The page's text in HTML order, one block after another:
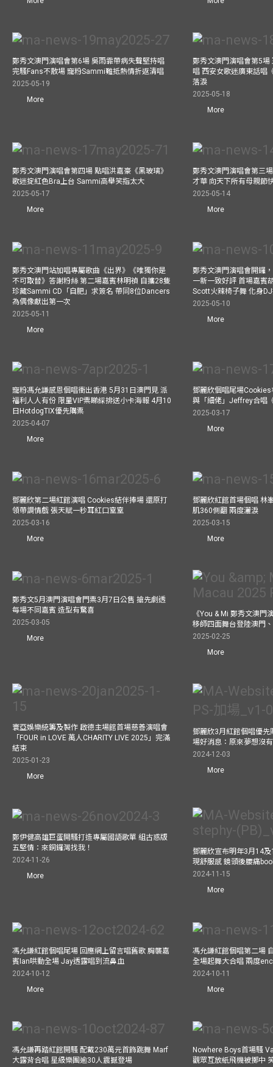
鄭秀文澳門演唱會第6場 吳雨霏帶病失聲堅持唱
完騷Fans不散場 寵粉Sammi難抵熱情折返清唱
2025-05-19
More
鄭秀文澳門演唱會第5場
唱 西安女歌迷廣東話唱
落淚
2025-05-18
More
鄭秀文澳門演唱會第四場 點唱洪嘉豪《黑玻璃》
歌迷掟紅色Bra上台 Sammi高舉笑指太大
2025-05-17
More
鄭秀文澳門演唱會第三
才華 向天下所有母親節
2025-05-14
More
鄭秀文澳門站加唱專屬歌曲《出界》《唯獨你是
不可取替》答謝粉絲 第二場嘉賓林明禎 自攜28隻
珍藏Sammi CD「自肥」求簽名 帶同8位Dancers
為偶像獻出第一次
2025-05-11
More
鄭秀文澳門演唱會開鑼
一新一致好評 首場嘉賓
Scott火辣椅子舞 化身
2025-05-10
More
寵粉馮允謙感恩個唱衝出香港 5月31日澳門見 派
福利人人有份 限量VIP票睇綵排送小卡海報 4月10
日HotdogTIX優先購票
2025-04-07
More
鄧麗欣個唱尾場
與「細佬」Jeffrey合唱
2025-03-17
More
鄧麗欣第二場紅館演唱 Cookies結伴捧場 還原打
領帶調情戲 張天賦一秒耳紅口窒窒
2025-03-16
More
鄧麗欣紅館首場個唱 林
肌360側翻 兩度灑淚
2025-03-15
More
鄭秀文5月澳門演唱會門票3月7日公售 搶先劇透
每場不同嘉賓 造型有驚喜
2025-03-05
More
《You & Mi 鄭秀文澳門
移師四面舞台登陸澳門
2025-02-25
More
寰亞娛樂統籌及製作 啟德主場館首場慈善演唱會
「FOUR in LOVE 萬人CHARITY LIVE 2025」完滿
結束
2025-01-23
More
鄧麗欣3月紅館個唱優先
場好消息：原來夢想沒
2024-12-03
More
鄭伊健高雄巨蛋開騷打造專屬國語歌單 組古惑版
五堅情：來銅鑼灣找我！
2024-11-26
More
鄧麗欣宣布明年3月14
現舒服感 鏡頭後腰痛
2024-11-15
More
馮允謙紅館個唱尾場 回應網上留言唱舊歌 胸襲嘉
賓Ian哄動全場 Jay透露唱到流鼻血
2024-10-12
More
馮允謙紅館個唱第二場
全場起舞大合唱 兩度
2024-10-11
More
馮允謙再踏紅館開騷 配戴230萬元首飾跳舞 Marf
大露背合唱 星級樂團逾30人震撼登場
Nowhere Boys首場騷
觀眾互放紙飛機被擲中